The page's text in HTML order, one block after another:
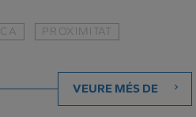
PROXIMITAT
VEURE MÉS DE